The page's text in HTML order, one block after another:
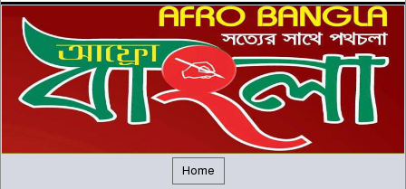
৬
ইউরোপীয় ইউনিয়নভুক্ত রাষ্ট্রদূতদের
সঙ্গে জামায়াতে আমিরের বৈঠক
৭
দক্ষিণ আফ্রিকায় সিরাতুবন্নী (সা.)
মাহফিল অনুষ্ঠিত
Home